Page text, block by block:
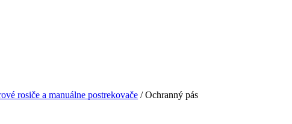
rosiče a manuálne postrekovače / Ochranný pás